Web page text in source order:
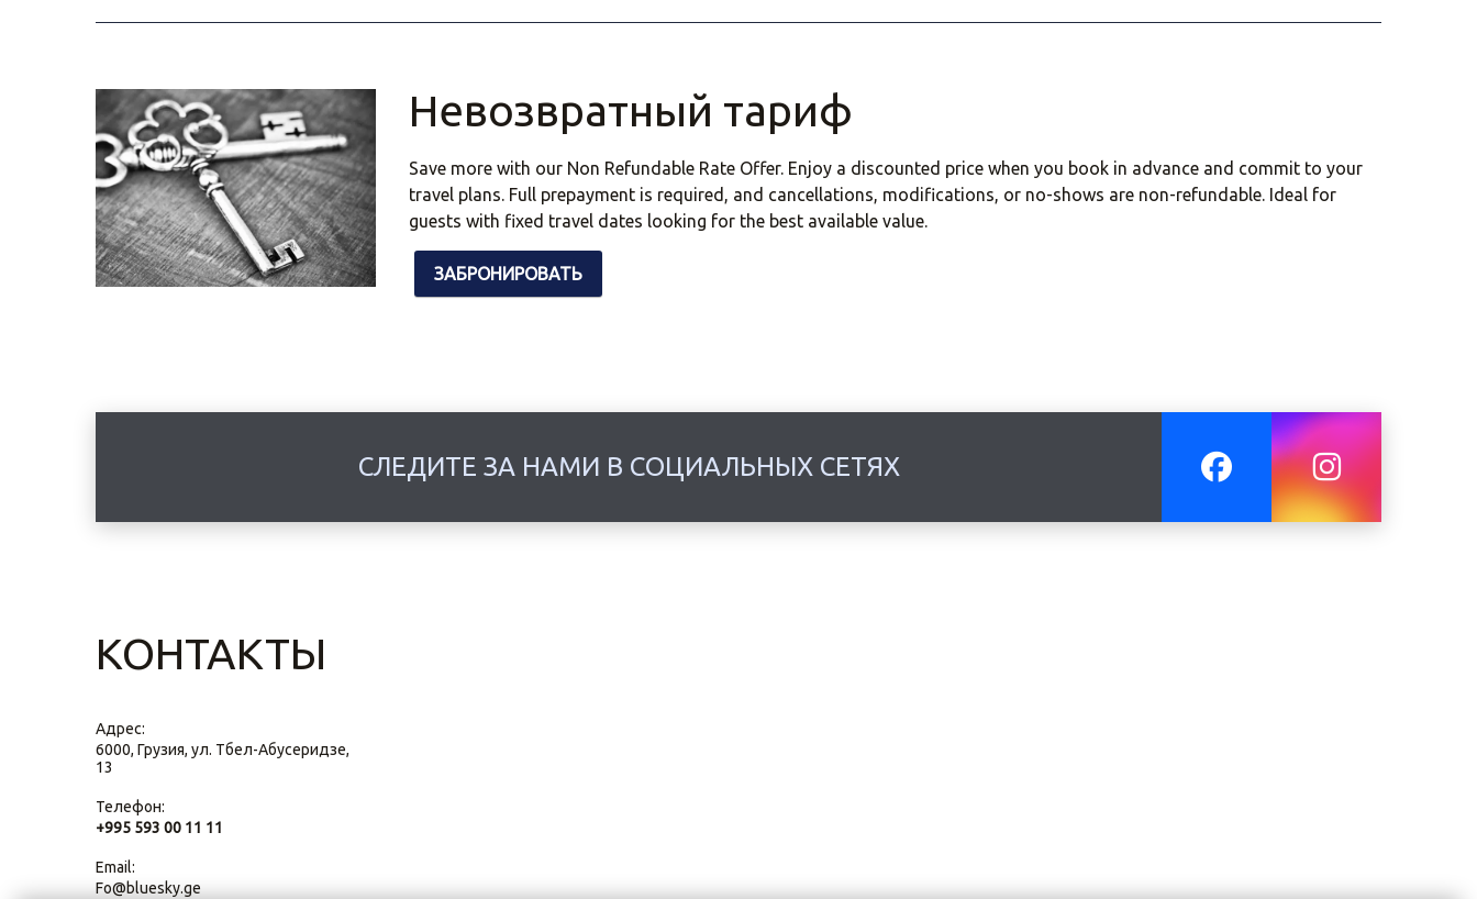
Невозвратный тариф
Save more with our Non Refundable Rate Offer. Enjoy a discounted price when you book in advance and commit to your
travel plans. Full prepayment is required, and cancellations, modifications, or no-shows are non-refundable. Ideal for
guests with fixed travel dates looking for the best available value.
ЗАБРОНИРОВАТЬ
СЛЕДИТЕ ЗА НАМИ В СОЦИАЛЬНЫХ СЕТЯХ
КОНТАКТЫ
Адрес:
6000, Грузия, ул. Тбел-Абусеридзе,
13
Телефон:
+995 593 00 11 11
Email:
Fo@bluesky.ge